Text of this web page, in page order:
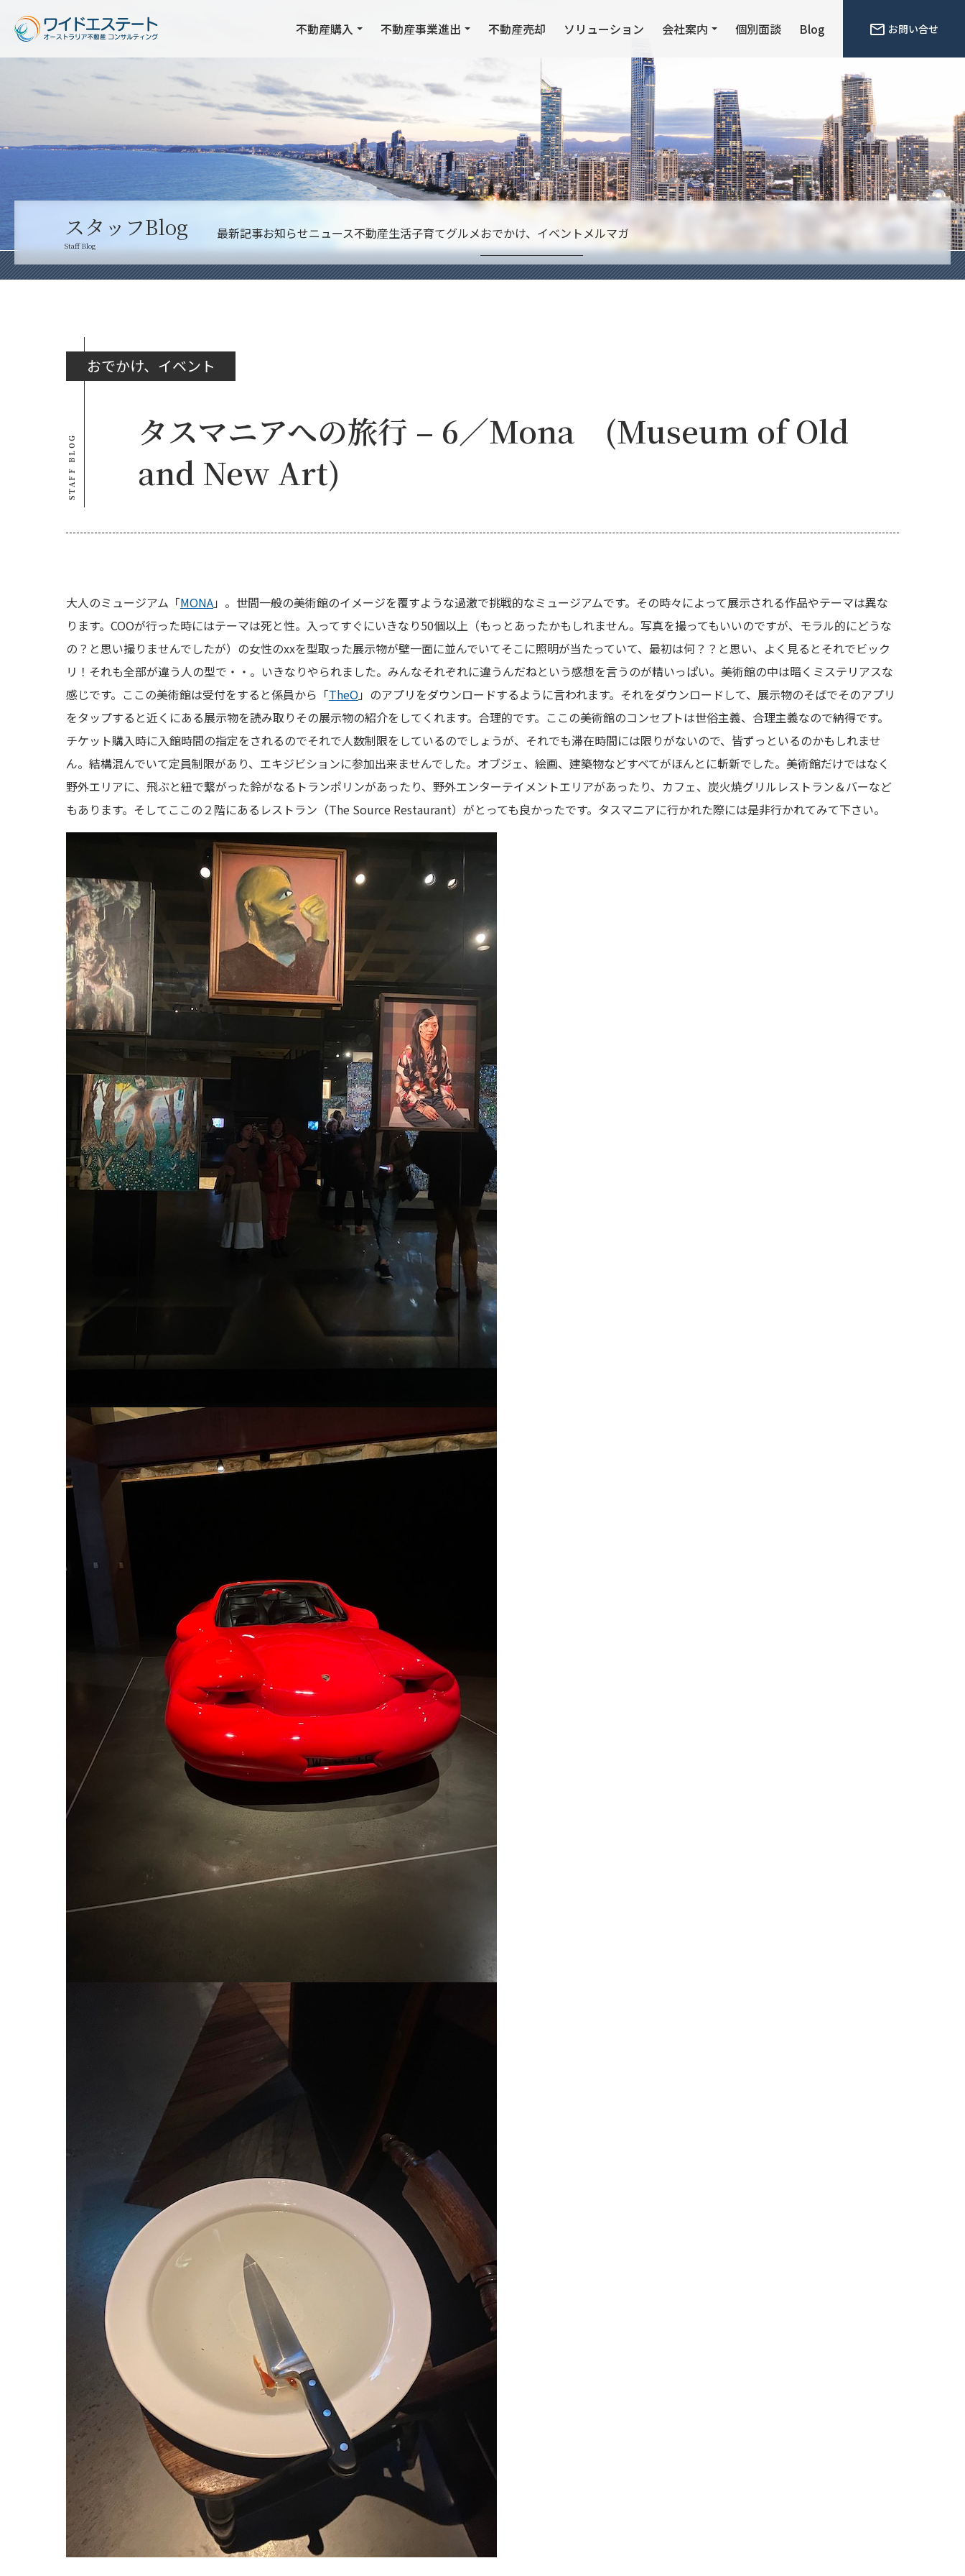
不動産購入 不動産事業進出 不動産売却 ソリューション 会社案内 個別面談 Blog お問い合せ
スタッフBlog
Staff Blog
最新記事お知らせニュース不動産生活子育てグルメおでかけ、イベント メルマガ
おでかけ、イベント
STAFF BLOG
タスマニアへの旅行 – 6／Mona (Museum of Old
and New Art)
大人のミュージアム「MONA」。世間一般の美術館のイメージを覆すような過激で挑戦的なミュージアムです。その時々によって展示される作品やテーマは異な
ります。COOが行った時にはテーマは死と性。入ってすぐにいきなり50個以上（もっとあったかもしれません。写真を撮ってもいいのですが、モラル的にどうな
の？と思い撮りませんでしたが）の女性のxxを型取った展示物が壁一面に並んでいてそこに照明が当たっていて、最初は何？？と思い、よく見るとそれでビック
リ！それも全部が違う人の型で・・。いきなりやられました。みんなそれぞれに違うんだねという感想を言うのが精いっぱい。美術館の中は暗くミステリアスな
感じです。ここの美術館は受付をすると係員から「TheO」のアプリをダウンロードするように言われます。それをダウンロードして、展示物のそばでそのアプリ
をタップすると近くにある展示物を読み取りその展示物の紹介をしてくれます。合理的です。ここの美術館のコンセプトは世俗主義、合理主義なので納得です。
チケット購入時に入館時間の指定をされるのでそれで人数制限をしているのでしょうが、それでも滞在時間には限りがないので、皆ずっといるのかもしれませ
ん。結構混んでいて定員制限があり、エキジビションに参加出来ませんでした。オブジェ、絵画、建築物などすべてがほんとに斬新でした。美術館だけではなく
野外エリアに、飛ぶと紐で繋がった鈴がなるトランポリンがあったり、野外エンターテイメントエリアがあったり、カフェ、炭火焼グリルレストラン＆バーなど
もあります。そしてここの２階にあるレストラン（The Source Restaurant）がとっても良かったです。タスマニアに行かれた際には是非行かれてみて下さい。